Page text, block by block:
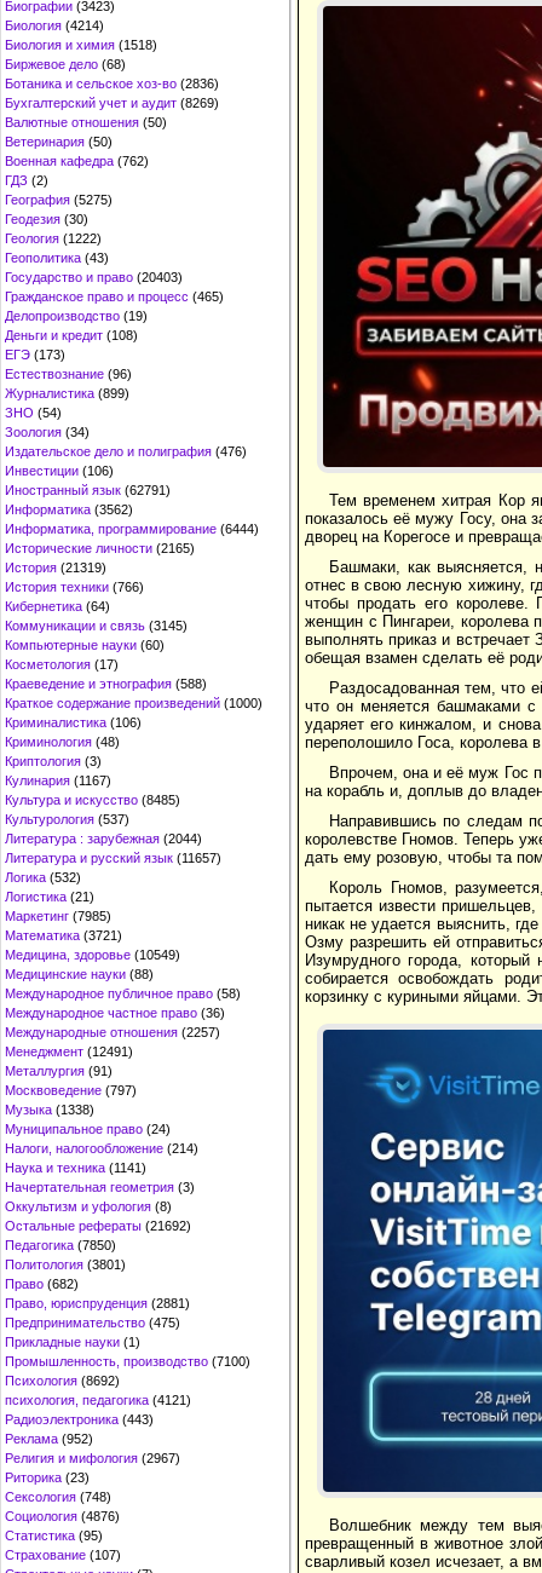
Биографии (3423)
Биология (4214)
Биология и химия (1518)
Биржевое дело (68)
Ботаника и сельское хоз-во (2836)
Бухгалтерский учет и аудит (8269)
Валютные отношения (50)
Ветеринария (50)
Военная кафедра (762)
ГДЗ (2)
География (5275)
Геодезия (30)
Геология (1222)
Геополитика (43)
Государство и право (20403)
Гражданское право и процесс (465)
Делопроизводство (19)
Деньги и кредит (108)
ЕГЭ (173)
Естествознание (96)
Журналистика (899)
ЗНО (54)
Зоология (34)
Издательское дело и полиграфия (476)
Инвестиции (106)
Иностранный язык (62791)
Информатика (3562)
Информатика, программирование (6444)
Исторические личности (2165)
История (21319)
История техники (766)
Кибернетика (64)
Коммуникации и связь (3145)
Компьютерные науки (60)
Косметология (17)
Краеведение и этнография (588)
Краткое содержание произведений (1000)
Криминалистика (106)
Криминология (48)
Криптология (3)
Кулинария (1167)
Культура и искусство (8485)
Культурология (537)
Литература : зарубежная (2044)
Литература и русский язык (11657)
Логика (532)
Логистика (21)
Маркетинг (7985)
Математика (3721)
Медицина, здоровье (10549)
Медицинские науки (88)
Международное публичное право (58)
Международное частное право (36)
Международные отношения (2257)
Менеджмент (12491)
Металлургия (91)
Москвоведение (797)
Музыка (1338)
Муниципальное право (24)
Налоги, налогообложение (214)
Наука и техника (1141)
Начертательная геометрия (3)
Оккультизм и уфология (8)
Остальные рефераты (21692)
Педагогика (7850)
Политология (3801)
Право (682)
Право, юриспруденция (2881)
Предпринимательство (475)
Прикладные науки (1)
Промышленность, производство (7100)
Психология (8692)
психология, педагогика (4121)
Радиоэлектроника (443)
Реклама (952)
Религия и мифология (2967)
Риторика (23)
Сексология (748)
Социология (4876)
Статистика (95)
Страхование (107)
Тем временем хитрая Кор
показалось её мужу Госу, она
дворец на Корегосе и
Башмаки, как выясняется,
отнес в свою лесную хижину,
чтобы продать его
женщин с Пингареи, королева
выполнять приказ и
обещая взамен сделать её
Раздосадованная тем, что
что он меняется башмаками с
ударяет его кинжалом, и
переполошило Госа, королева
Впрочем, она и её муж Гос
на корабль и, доплыв до
Направившись по следам
королевстве Гномов. Теперь
дать ему розовую, чтобы та
Король Гномов,
пытается извести
никак не удается выяснить,
Озму разрешить ей
Изумрудного города,
собирается освобождать
корзинку с куриными яйцами.
Волшебник между тем
превращенный в животное
сварливый козел исчезает, а